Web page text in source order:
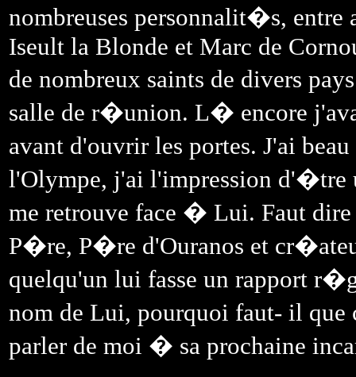
nombreuses personnalit�s, entre
Iseult la Blonde et Marc de
de nombreux saints de divers
salle de r�union. L� encore
avant d'ouvrir les portes. J'ai
l'Olympe, j'ai l'impression d'�tre
me retrouve face � Lui. Faut
P�re, P�re d'Ouranos et
quelqu'un lui fasse un rapport
nom de Lui, pourquoi faut- il que
parler de moi � sa prochaine